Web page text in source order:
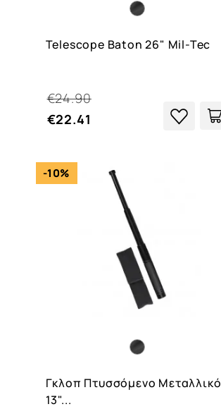
Telescope Baton 26" Mil-Tec
€22.41
€24.90
Γκλοπ Πτυσσόμενο Μεταλλικό
13"...
-10%